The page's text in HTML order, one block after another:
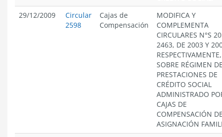
29/12/2009
Circular
2598
Cajas de
Compensación
MODIFICA Y
COMPLEMENTA
CIRCULARES N°S
2463, DE 2003 Y
RESPECTIVAMENTE,
SOBRE RÉGIMEN
PRESTACIONES DE
CRÉDITO SOCIAL
ADMINISTRADO
CAJAS DE
COMPENSACIÓN
ASIGNACIÓN